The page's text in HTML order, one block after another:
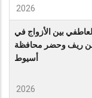
2026
بين الأزواج في
من ريف وحضر محافظة
أسيوط
2026